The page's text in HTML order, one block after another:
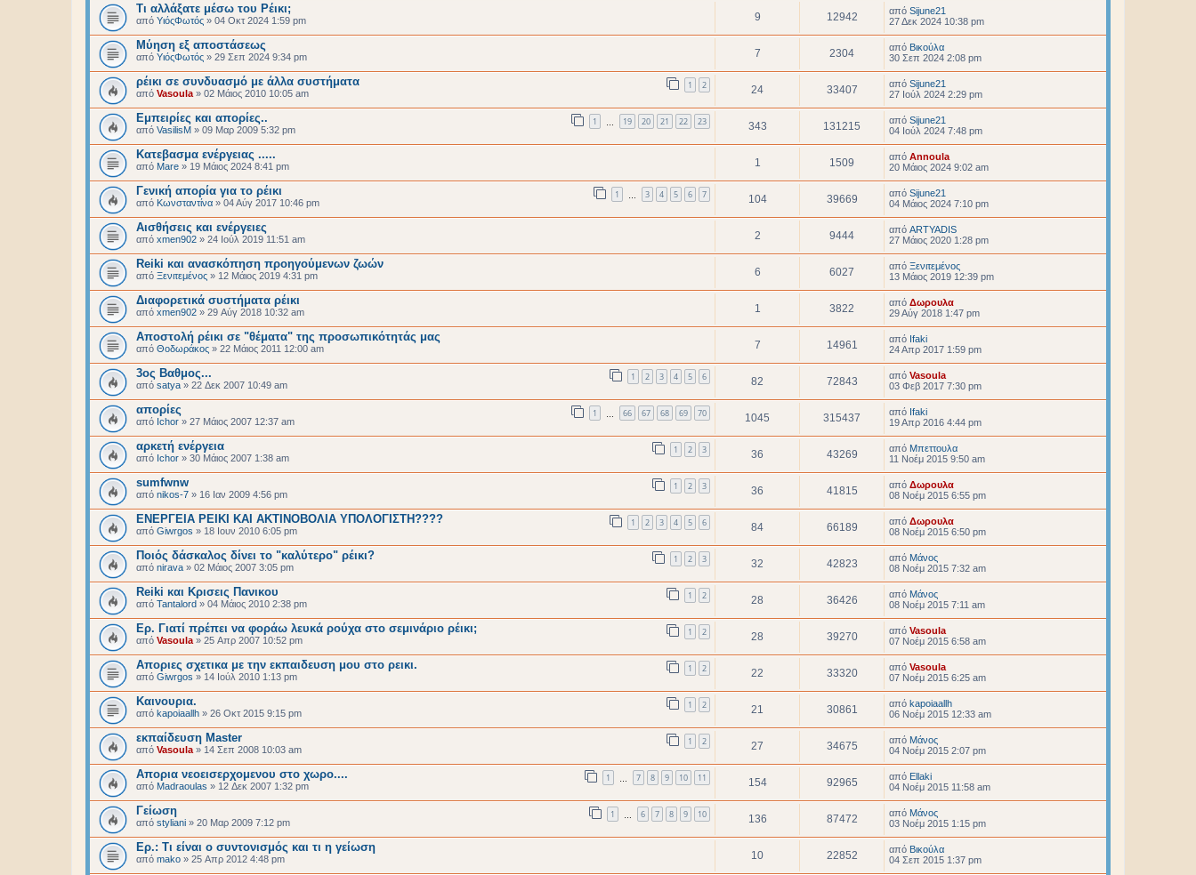
Τι αλλάξατε μέσω του Ρέικι;
από ΥιόςΦωτός » 04 Οκτ 2024 1:59 pm 9 12942 από Sijune21
27 Δεκ 2024 10:38 pm
Μύηση εξ αποστάσεως
από ΥιόςΦωτός » 29 Σεπ 2024 9:34 pm 7 2304 από Βικούλα
30 Σεπ 2024 2:08 pm
ρέικι σε συνδυασμό με άλλα συστήματα
από Vasoula » 02 Μάιος 2010 10:05 am
1 2 24 33407 από Sijune21
27 Ιούλ 2024 2:29 pm
Εμπειρίες και απορίες..
από VasilisM » 09 Μαρ 2009 5:32 pm
1 19 20 21 22 23 343 131215 από Sijune21
04 Ιούλ 2024 7:48 pm
Κατεβασμα ενέργειας .....
από Mare » 19 Μάιος 2024 8:41 pm 1 1509 από Annoula
20 Μάιος 2024 9:02 am
Γενική απορία για το ρέικι
από Κωνσταντίνα » 04 Αύγ 2017 10:46 pm
1 3 4 5 6 7 104 39669 από Sijune21
04 Μάιος 2024 7:10 pm
Αισθήσεις και ενέργειες
από xmen902 » 24 Ιούλ 2019 11:51 am 2 9444 από ARTYADIS
27 Μάιος 2020 1:28 pm
Reiki και ανασκόπηση προηγούμενων ζωών
από Ξενιτεμένος » 12 Μάιος 2019 4:31 pm 6 6027 από Ξενιτεμένος
13 Μάιος 2019 12:39 pm
Διαφορετικά συστήματα ρέικι
από xmen902 » 29 Αύγ 2018 10:32 am 1 3822 από Δωρουλα
29 Αύγ 2018 1:47 pm
Αποστολή ρέικι σε "θέματα" της προσωπικότητάς μας
από Θοδωράκος » 22 Μάιος 2011 12:00 am 7 14961 από Ifaki
24 Απρ 2017 1:59 pm
3ος Βαθμος...
από satya » 22 Δεκ 2007 10:49 am
1 2 3 4 5 6 82 72843 από Vasoula
03 Φεβ 2017 7:30 pm
απορίες
από Ichor » 27 Μάιος 2007 12:37 am
1 66 67 68 69 70 1045 315437 από Ifaki
19 Απρ 2016 4:44 pm
αρκετή ενέργεια
από Ichor » 30 Μάιος 2007 1:38 am
1 2 3 36 43269 από Μπεττουλα
11 Νοέμ 2015 9:50 am
sumfwnw
από nikos-7 » 16 Ιαν 2009 4:56 pm
1 2 3 36 41815 από Δωρουλα
08 Νοέμ 2015 6:55 pm
ΕΝΕΡΓΕΙΑ ΡΕΙΚΙ ΚΑΙ ΑΚΤΙΝΟΒΟΛΙΑ ΥΠΟΛΟΓΙΣΤΗ????
από Giwrgos » 18 Ιουν 2010 6:05 pm
1 2 3 4 5 6 84 66189 από Δωρουλα
08 Νοέμ 2015 6:50 pm
Ποιός δάσκαλος δίνει το "καλύτερο" ρέικι?
από nirava » 02 Μάιος 2007 3:05 pm
1 2 3 32 42823 από Μάνος
08 Νοέμ 2015 7:32 am
Reiki και Κρισεις Πανικου
από Tantalord » 04 Μάιος 2010 2:38 pm
1 2 28 36426 από Μάνος
08 Νοέμ 2015 7:11 am
Ερ. Γιατί πρέπει να φοράω λευκά ρούχα στο σεμινάριο ρέικι;
από Vasoula » 25 Απρ 2007 10:52 pm
1 2 28 39270 από Vasoula
07 Νοέμ 2015 6:58 am
Αποριες σχετικα με την εκπαιδευση μου στο ρεικι.
από Giwrgos » 14 Ιούλ 2010 1:13 pm
1 2 22 33320 από Vasoula
07 Νοέμ 2015 6:25 am
Καινουρια.
από kapoiaallh » 26 Οκτ 2015 9:15 pm
1 2 21 30861 από kapoiaallh
06 Νοέμ 2015 12:33 am
εκπαίδευση Master
από Vasoula » 14 Σεπ 2008 10:03 am
1 2 27 34675 από Μάνος
04 Νοέμ 2015 2:07 pm
Απορια νεοεισερχομενου στο χωρο....
από Madraoulas » 12 Δεκ 2007 1:32 pm
1 7 8 9 10 11 154 92965 από Ellaki
04 Νοέμ 2015 11:58 am
Γείωση
από styliani » 20 Μαρ 2009 7:12 pm
1 6 7 8 9 10 136 87472 από Μάνος
03 Νοέμ 2015 1:15 pm
Ερ.: Τι είναι ο συντονισμός και τι η γείωση
από mako » 25 Απρ 2012 4:48 pm 10 22852 από Βικούλα
04 Σεπ 2015 1:37 pm